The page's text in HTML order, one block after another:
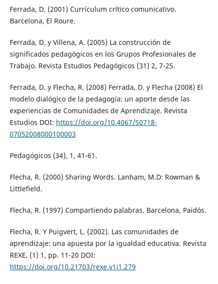
Ferrada, D. (2001) Currículum crítico comunicativo.
Barcelona, El Roure.
Ferrada, D. y Villena, A. (2005) La construcción de
significados pedagógicos en los Grupos Profesionales de
Trabajo. Revista Estudios Pedagógicos (31) 2, 7-25.
Ferrada, D. y Flecha, R. (2008) Ferrada, D. y Flecha (2008) El
modelo dialógico de la pedagogía: un aporte desde las
experiencias de Comunidades de Aprendizaje. Revista
Estudios DOI: https://doi.org/10.4067/S0718-
07052008000100003
Pedagógicos (34), 1, 41-61.
Flecha, R. (2000) Sharing Words. Lanham, M.D: Rowman &
Littlefield.
Flecha, R. (1997) Compartiendo palabras. Barcelona, Paidós.
Flecha, R. Y Puigvert, L. (2002). Las comunidades de
aprendizaje: una apuesta por la igualdad educativa. Revista
REXE, (1) 1, pp. 11-20 DOI:
https://doi.org/10.21703/rexe.v1i1.279